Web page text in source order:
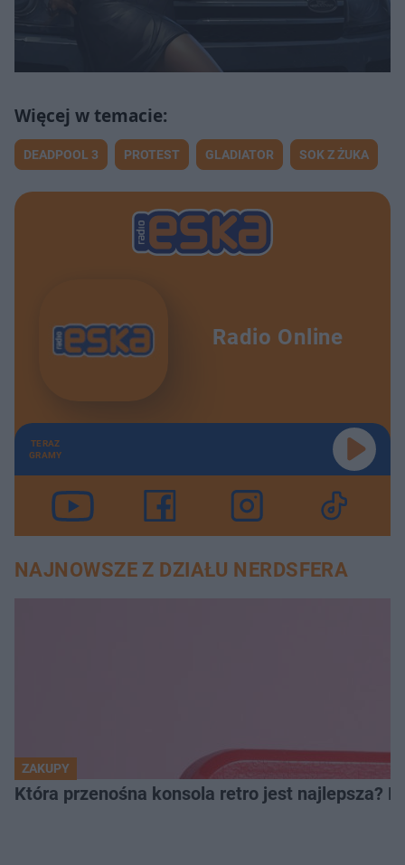
DEADPOOL 3 PROTEST GLADIATOR SOK Z ŻUKA
Radio Online
TERAZ
GRAMY
NAJNOWSZE Z DZIAŁU NERDSFERA
ZAKUPY
Która przenośna konsola retro jest najlepsza?